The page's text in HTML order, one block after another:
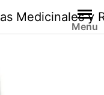
Medicinales y
Menu